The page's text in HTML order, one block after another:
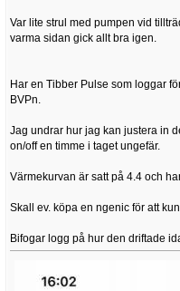
Var lite strul med pumpen vid
varma sidan gick allt bra igen.
Har en Tibber Pulse som loggar
BVPn.
Jag undrar hur jag kan justera in
on/off en timme i taget ungefär.
Värmekurvan är satt på 4.4 och
Skall ev. köpa en ngenic för att
Bifogar logg på hur den driftade